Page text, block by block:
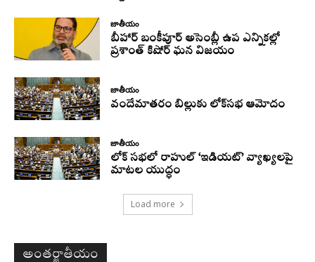
జాతీయం
బీహార్ బంకీపూర్ అసెంబ్లీ ఉప ఎన్నికల్లో
ప్రశాంత్ కిషోర్ ఘన విజయం
జాతీయం
వందేమాతరం బిల్లుకు లోక్‌సభ ఆమోదం
జాతీయం
లోక్ సభలో రాహుల్ ‘ఇడియట్’ వ్యాఖ్యలపై
మాటల యుద్ధం
Load more
అంతర్జాతీయం